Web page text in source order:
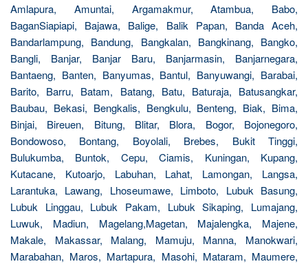
Amlapura, Amuntai, Argamakmur, Atambua, Babo,
BaganSiapiapi, Bajawa, Balige, Balik Papan, Banda Aceh,
Bandarlampung, Bandung, Bangkalan, Bangkinang, Bangko,
Bangli, Banjar, Banjar Baru, Banjarmasin, Banjarnegara,
Bantaeng, Banten, Banyumas, Bantul, Banyuwangi, Barabai,
Barito, Barru, Batam, Batang, Batu, Baturaja, Batusangkar,
Baubau, Bekasi, Bengkalis, Bengkulu, Benteng, Biak, Bima,
Binjai, Bireuen, Bitung, Blitar, Blora, Bogor, Bojonegoro,
Bondowoso, Bontang, Boyolali, Brebes, Bukit Tinggi,
Bulukumba, Buntok, Cepu, Ciamis, Kuningan, Kupang,
Kutacane, Kutoarjo, Labuhan, Lahat, Lamongan, Langsa,
Larantuka, Lawang, Lhoseumawe, Limboto, Lubuk Basung,
Lubuk Linggau, Lubuk Pakam, Lubuk Sikaping, Lumajang,
Luwuk, Madiun, Magelang,Magetan, Majalengka, Majene,
Makale, Makassar, Malang, Mamuju, Manna, Manokwari,
Marabahan, Maros, Martapura, Masohi, Mataram, Maumere,